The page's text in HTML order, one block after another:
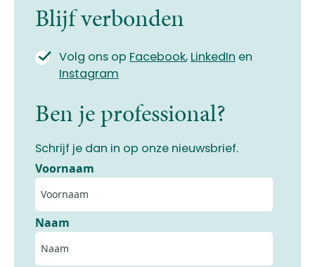
Blijf verbonden
Volg ons op Facebook, LinkedIn en
Instagram
Ben je professional?
Schrijf je dan in op onze nieuwsbrief.
Voornaam
Naam